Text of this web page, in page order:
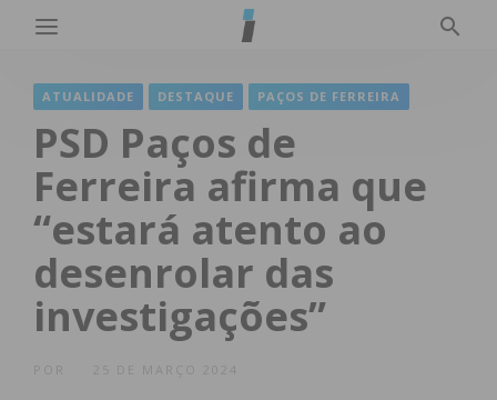
ATUALIDADE DESTAQUE PAÇOS DE FERREIRA
PSD Paços de
Ferreira afirma que
“estará atento ao
desenrolar das
investigações”
25 DE MARÇO 2024